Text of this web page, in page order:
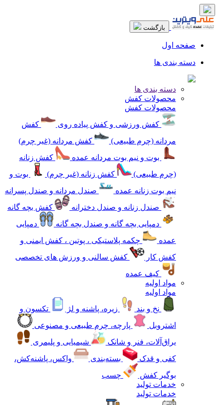
بازگشت
صفحه اول
دسته بندی ها
دسته بندی ها
محصولات کفش
محصولات کفش
کفش ورزشی و کفش پیاده روی
کفش
مردانه (چرم طبیعی)
کفش مردانه (غیر چرم)
بوت و نیم بوت مردانه عمده
کفش زنانه
(چرم طبیعی)
کفش زنانه (غیر چرم)
بوت و
نیم بوت زنانه عمده
صندل مردانه و صندل پسرانه
صندل زنانه و صندل دخترانه
کفش بچه گانه
دمپایی بچه گانه و صندل بچه گانه
دمپایی
عمده
چکمه پلاستیکی ، پوتین ، کفش ایمنی و
کفش کار
کفش سالنی و ورزش های تخصصی
کیف عمده
مواد اولیه
مواد اولیه
نخ و بند
زیره، پاشنه و لژ
تکسون و
اشتروبل
پارچه، چرم طبیعی و مصنوعی
یراق‌آلات، فنر و شانک
شیمیایی و پلیمری
کفی و قدک
بسته‌بندی
واکس، پاشنه‌کش،
بوگیر کفش
چسب
خدمات تولید
خدمات تولید